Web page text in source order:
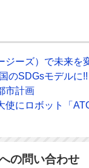
ジーズ）で未来を
のSDGsモデルに!!
市計画
使にロボット「
の問い合わせ